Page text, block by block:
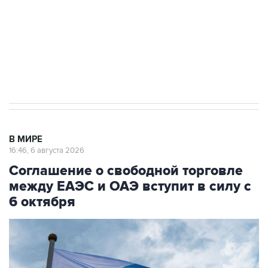
В МИРЕ
16:46, 6 августа 2026
Соглашение о свободной торговле
между ЕАЭС и ОАЭ вступит в силу с
6 октября